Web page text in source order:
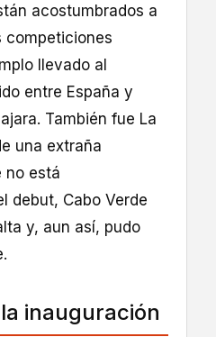
acostumbrados a
competiciones
llevado al
entre España y
También fue La
una extraña
no está
debut, Cabo Verde
y, aun así, pudo
inauguración